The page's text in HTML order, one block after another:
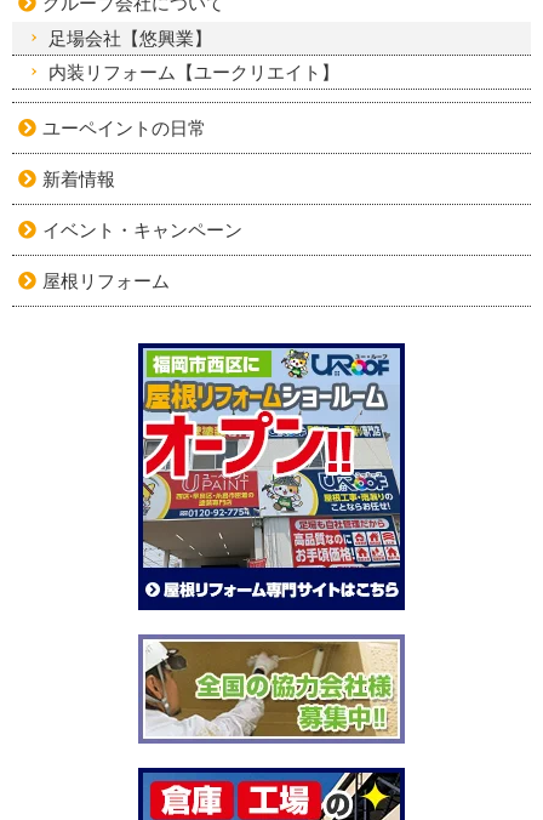
足場会社【悠興業】
内装リフォーム【ユークリエイト】
ユーペイントの日常
新着情報
イベント・キャンペーン
屋根リフォーム